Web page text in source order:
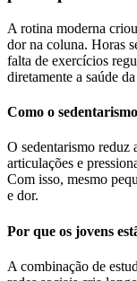
A rotina moderna
dor na coluna. Horas
falta de exercícios
diretamente a saúde
Como o
O sedentarismo reduz
articulações e
Com isso, mesmo
e dor.
Por que os jovens
A combinação de